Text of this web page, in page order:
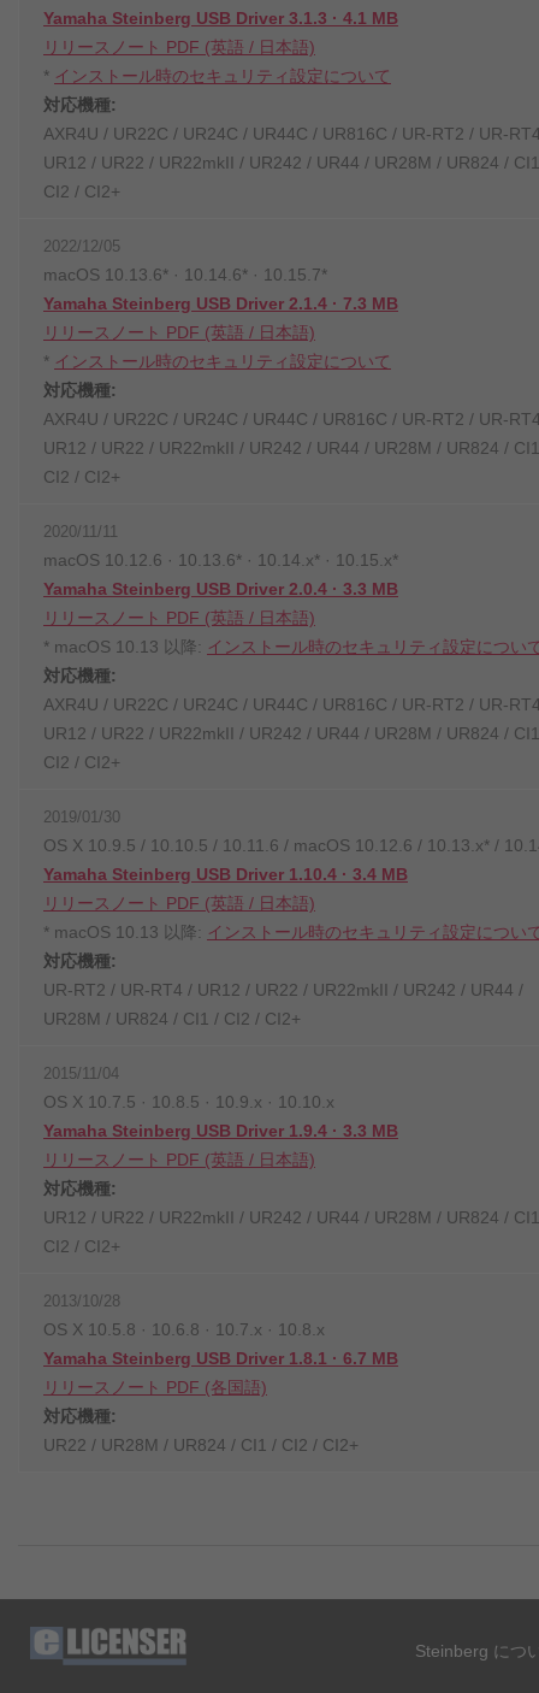
Yamaha Steinberg USB Driver 3.1.3 · 4.1 MB
リリースノート PDF (英語 / 日本語)
* インストール時のセキュリティ設定について
対応機種:
AXR4U / UR22C / UR24C / UR44C / UR816C / UR-RT2 / UR-
UR12 / UR22 / UR22mkII / UR242 / UR44 / UR28M / UR824 /
CI2 / CI2+
2022/12/05
macOS 10.13.6* · 10.14.6* · 10.15.7*
Yamaha Steinberg USB Driver 2.1.4 · 7.3 MB
リリースノート PDF (英語 / 日本語)
* インストール時のセキュリティ設定について
対応機種:
AXR4U / UR22C / UR24C / UR44C / UR816C / UR-RT2 / UR-
UR12 / UR22 / UR22mkII / UR242 / UR44 / UR28M / UR824 /
CI2 / CI2+
2020/11/11
macOS 10.12.6 · 10.13.6* · 10.14.x* · 10.15.x*
Yamaha Steinberg USB Driver 2.0.4 · 3.3 MB
リリースノート PDF (英語 / 日本語)
* macOS 10.13 以降: インストール時のセキュリティ設定につい
対応機種:
AXR4U / UR22C / UR24C / UR44C / UR816C / UR-RT2 / UR-
UR12 / UR22 / UR22mkII / UR242 / UR44 / UR28M / UR824 /
CI2 / CI2+
2019/01/30
OS X 10.9.5 / 10.10.5 / 10.11.6 / macOS 10.12.6 / 10.13.x* /
Yamaha Steinberg USB Driver 1.10.4 · 3.4 MB
リリースノート PDF (英語 / 日本語)
* macOS 10.13 以降: インストール時のセキュリティ設定につい
対応機種:
UR-RT2 / UR-RT4 / UR12 / UR22 / UR22mkII / UR242 / UR44 /
UR28M / UR824 / CI1 / CI2 / CI2+
2015/11/04
OS X 10.7.5 · 10.8.5 · 10.9.x · 10.10.x
Yamaha Steinberg USB Driver 1.9.4 · 3.3 MB
リリースノート PDF (英語 / 日本語)
対応機種:
UR12 / UR22 / UR22mkII / UR242 / UR44 / UR28M / UR824 /
CI2 / CI2+
2013/10/28
OS X 10.5.8 · 10.6.8 · 10.7.x · 10.8.x
Yamaha Steinberg USB Driver 1.8.1 · 6.7 MB
リリースノート PDF (各国語)
対応機種:
UR22 / UR28M / UR824 / CI1 / CI2 / CI2+
Steinberg につ